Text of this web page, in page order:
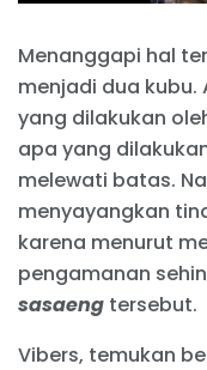
Menanggapi hal
menjadi dua kubu.
yang dilakukan
apa yang
melewati batas.
menyayangkan
karena menurut
pengamanan
sasaeng tersebut.
Vibers, temukan